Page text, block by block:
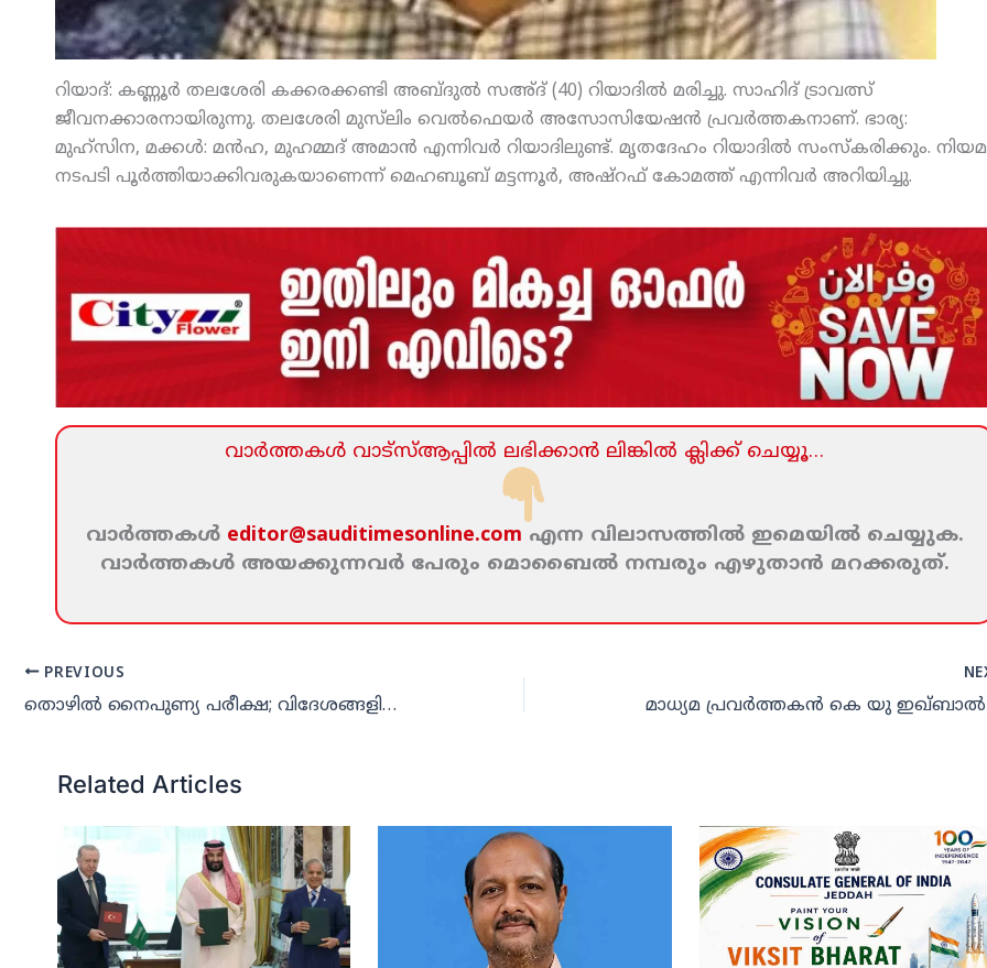
റിയാദ്: കണ്ണൂര്‍ തലശേരി കക്കരക്കണ്ടി അബ്ദുല്‍ സഅ്ദ് (40) റിയാദില്‍ മരിച്ചു. സാഹിദ് ട്രാവത്സ്
ജീവനക്കാരനായിരുന്നു. തലശേരി മുസ്‌ലിം വെല്‍ഫെയര്‍ അസോസിയേഷന്‍ പ്രവര്‍ത്തകനാണ്. ഭാര്യ:
മുഹ്‌സിന, മക്കള്‍: മന്‍ഹ, മുഹമ്മദ് അമാന്‍ എന്നിവര്‍ റിയാദിലുണ്ട്. മൃതദേഹം റിയാദില്‍ സംസ്‌കരിക്കും. നിയമ
നടപടി പൂര്‍ത്തിയാക്കിവരുകയാണെന്ന് മെഹബൂബ് മട്ടന്നൂര്‍, അഷ്‌റഫ് കോമത്ത് എന്നിവര്‍ അറിയിച്ചു.
വാര്‍ത്തകള്‍ വാട്‌സ്‌ആപ്പില്‍ ലഭിക്കാന്‍ ലിങ്കില്‍ ക്ലിക്ക്‌ ചെയ്യൂ…
വാര്‍ത്തകള്‍ editor@sauditimesonline.com എന്ന വിലാസത്തില്‍ ഇമെയില്‍ ചെയ്യുക.
വാര്‍ത്തകള്‍ അയക്കുന്നവര്‍ പേരും മൊബൈല്‍ നമ്പരും എഴുതാന്‍ മറക്കരുത്‌.
PREVIOUS
തൊഴില്‍ നൈപുണ്യ പരീക്ഷ; വിദേശങ്ങളില്‍ കേന്ദ്രം തുടങ്ങും
Related Articles